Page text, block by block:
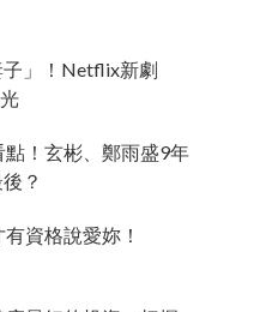
」！Netflix新劇
點！玄彬、鄭雨盛9年
？
資格說愛妳！